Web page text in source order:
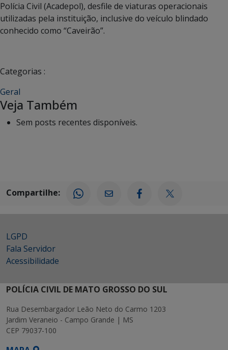
Polícia Civil (Acadepol), desfile de viaturas operacionais
utilizadas pela instituição, inclusive do veículo blindado
conhecido como “Caveirão”.
Categorias :
Geral
Veja Também
Sem posts recentes disponíveis.
Compartilhe:
LGPD
Fala Servidor
Acessibilidade
POLÍCIA CIVIL DE MATO GROSSO DO SUL
Rua Desembargador Leão Neto do Carmo 1203
Jardim Veraneio - Campo Grande | MS
CEP 79037-100